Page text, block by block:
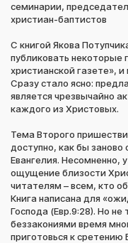
семинарии,
христиан-баптистов
С книгой Якова
публиковать некоторые
христианской газете»,
Сразу стало ясно:
является чрезвычайно
каждого из Христовых.
Тема Второго
доступно, как бы заново
Евангелия. Несомненно,
ощущение близости
читателям – всем, кто
Книга написана для
Господа (Евр.9:28). Но
беззакониями время
приготовься к сретению